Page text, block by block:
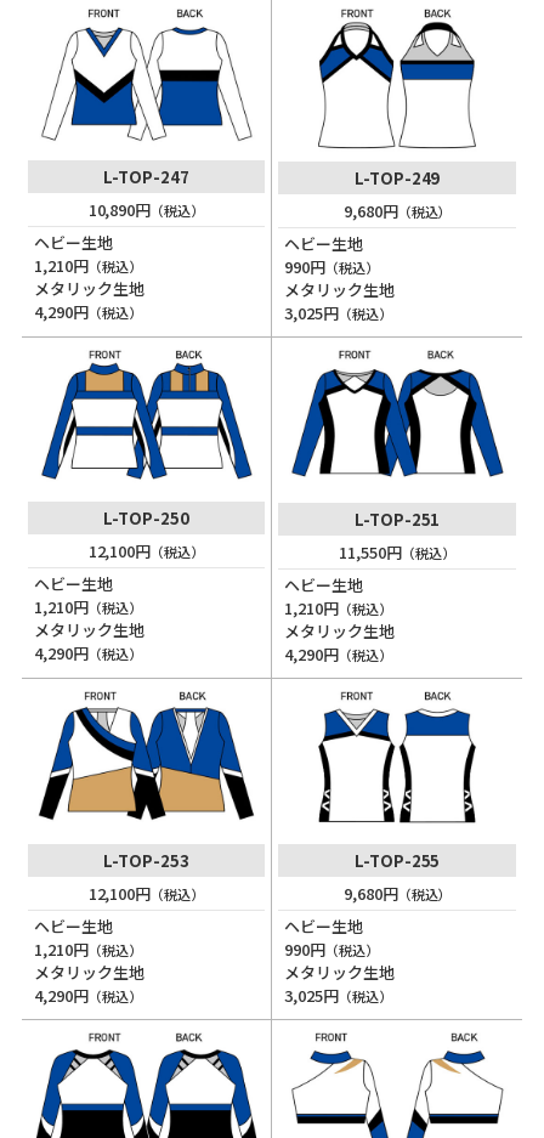
L-TOP-247
10,890円 （税込）
ヘビー生地
1,210円（税込）
メタリック生地
4,290円（税込）
L-TOP-249
9,680円（税込）
ヘビー生地
990円（税込）
メタリック生地
3,025円（税込）
L-TOP-250
12,100円 （税込）
ヘビー生地
1,210円（税込）
メタリック生地
4,290円（税込）
L-TOP-251
11,550円 （税込）
ヘビー生地
1,210円（税込）
メタリック生地
4,290円（税込）
L-TOP-253
12,100円 （税込）
ヘビー生地
1,210円（税込）
メタリック生地
4,290円（税込）
L-TOP-255
9,680円（税込）
ヘビー生地
990円（税込）
メタリック生地
3,025円（税込）